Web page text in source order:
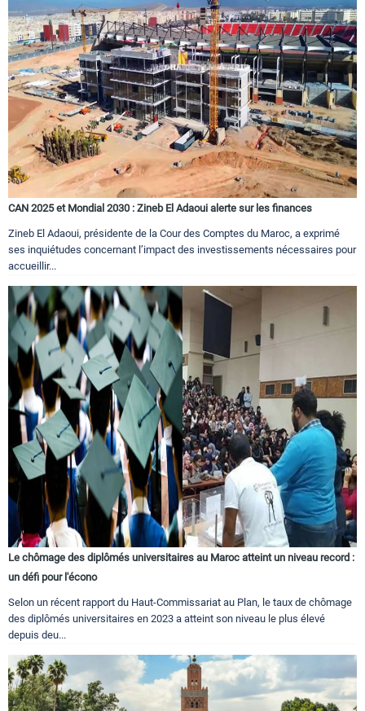
CAN 2025 et Mondial 2030 : Zineb El Adaoui alerte sur les finances
Zineb El Adaoui, présidente de la Cour des Comptes du Maroc, a exprimé
ses inquiétudes concernant l’impact des investissements nécessaires pour
accueillir...
Le chômage des diplômés universitaires au Maroc atteint un niveau record :
un défi pour l'écono
Selon un récent rapport du Haut-Commissariat au Plan, le taux de chômage
des diplômés universitaires en 2023 a atteint son niveau le plus élevé
depuis deu...